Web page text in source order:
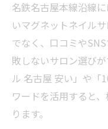
名鉄名古屋本線沿線
いマグネットネイル
でなく、口コミや
敗しないサロン選び
ル 名古屋 安い」や「
ワードを活用すると
ります。